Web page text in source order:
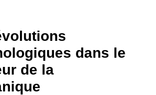
dans le
de la